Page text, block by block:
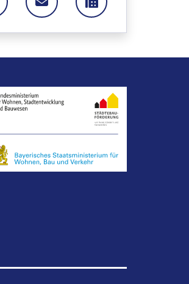
+4999478567
+499994702343
E-MAIL: FAX:
des Mitarbeiters"